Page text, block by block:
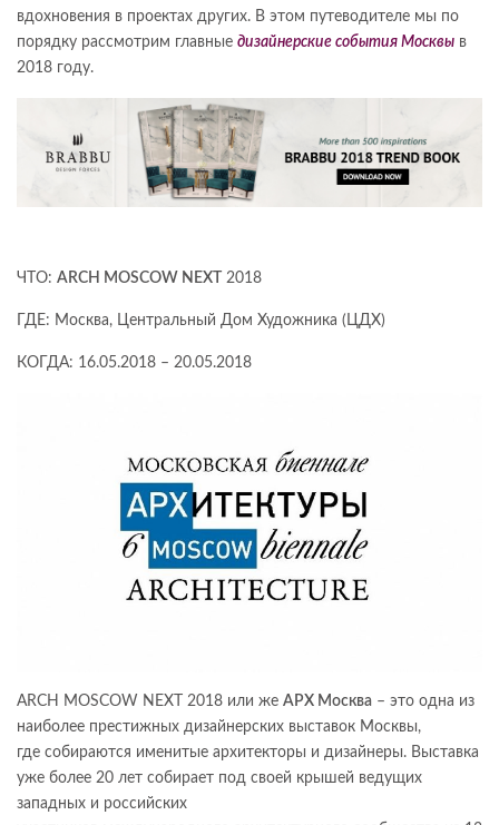
вдохновения в проектах других. В этом путеводителе мы по
порядку рассмотрим главные дизайнерские события Москвы в
2018 году.
ЧТО: ARCH MOSCOW NEXT 2018
ГДЕ: Москва, Центральный Дом Художника (ЦДХ)
КОГДА: 16.05.2018 – 20.05.2018
ARCH MOSCOW NEXT 2018 или же АРХ Москва – это одна из
наиболее престижных дизайнерских выставок Москвы,
где собираются именитые архитекторы и дизайнеры. Выставка
уже более 20 лет собирает под своей крышей ведущих
западных и российских